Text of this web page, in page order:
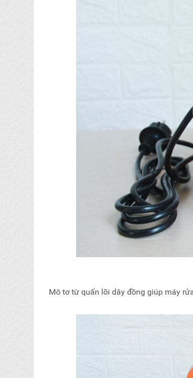
Mô tơ từ quấn lõi dây đồng giúp máy